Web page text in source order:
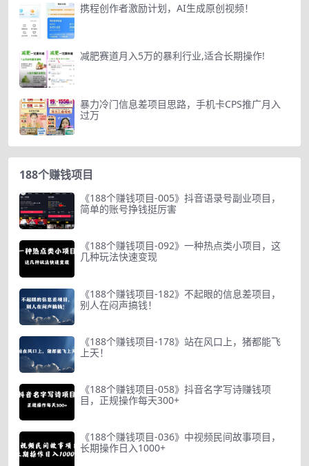
携程创作者激励计划，AI生成原创视频！
减肥赛道月入5万的暴利行业,适合长期操作!
暴力冷门信息差项目思路，手机卡CPS推广月入
过万
188个赚钱项目
《188个赚钱项目-005》抖音语录号副业项目，
简单的账号挣钱挺厉害
《188个赚钱项目-092》一种热点类小项目，这
几种玩法快速变现
《188个赚钱项目-182》不起眼的信息差项目，
别人在闷声搞钱！
《188个赚钱项目-178》站在风口上，猪都能飞
上天！
《188个赚钱项目-058》抖音名字写诗赚钱项
目，正规操作每天300+
《188个赚钱项目-036》中视频民间故事项目，
长期操作日入1000+